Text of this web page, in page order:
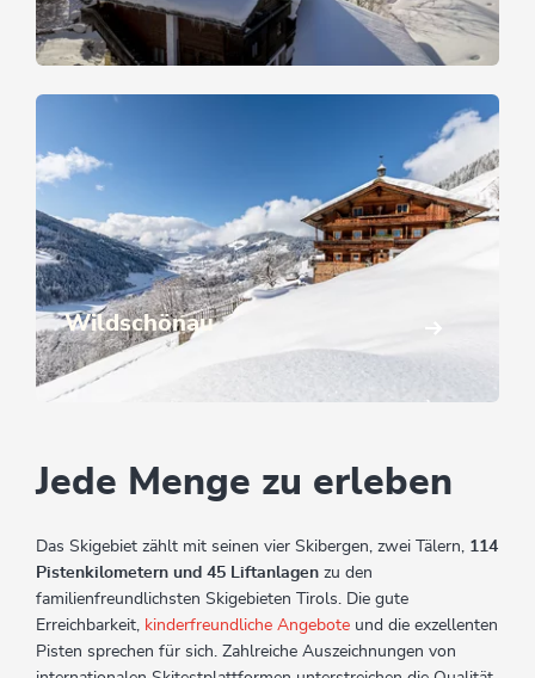
Wildschönau
Jede Menge zu erleben
Das Skigebiet zählt mit seinen vier Skibergen, zwei Tälern, 114
Pistenkilometern und 45 Liftanlagen zu den
familienfreundlichsten Skigebieten Tirols. Die gute
Erreichbarkeit, kinderfreundliche Angebote und die exzellenten
Pisten sprechen für sich. Zahlreiche Auszeichnungen von